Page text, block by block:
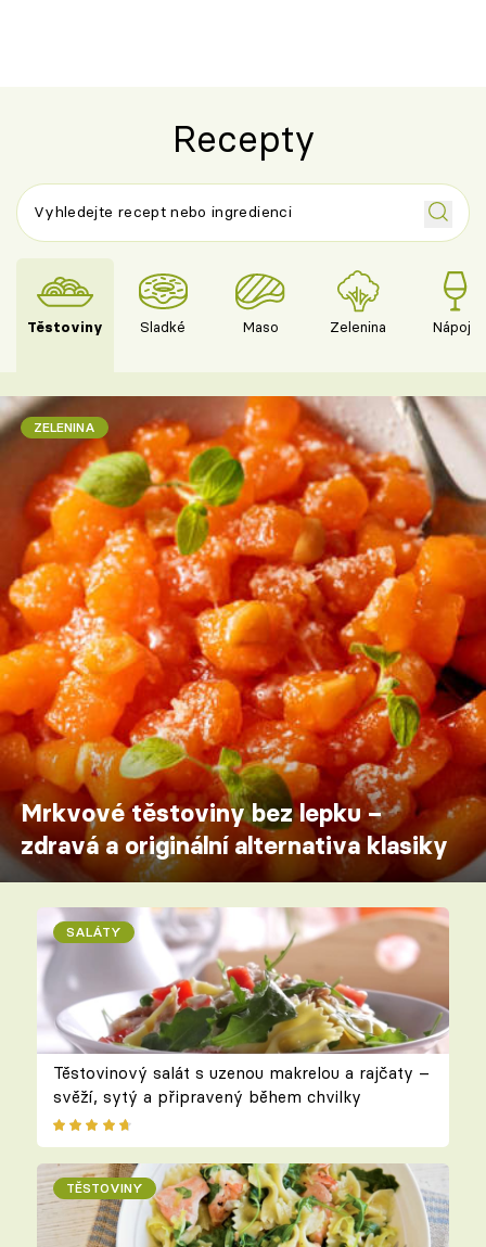
Recepty
Těstoviny Sladké Maso Zelenina Nápoje
ZELENINA
Mrkvové těstoviny bez lepku –
zdravá a originální alternativa klasiky
SALÁTY
Těstovinový salát s uzenou makrelou a rajčaty –
svěží, sytý a připravený během chvilky
TĚSTOVINY